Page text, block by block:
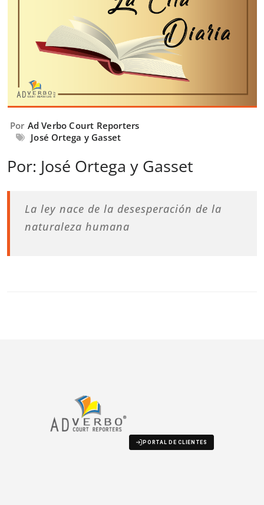
Por Ad Verbo Court Reporters
José Ortega y Gasset
Por: José Ortega y Gasset
La ley nace de la desesperación de la
naturaleza humana
PORTAL DE CLIENTES